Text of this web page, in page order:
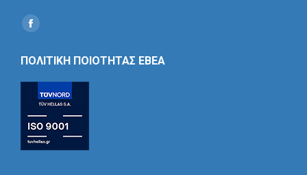
Find us on:
Social
ΠΟΛΙΤΙΚΗ ΠΟΙΟΤΗΤΑΣ ΕΒΕΑ